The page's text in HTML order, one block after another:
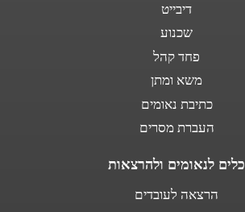
דיבייט
שכנוע
פחד קהל
משא ומתן
כתיבת נאומים
העברת מסרים
כלים לנאומים ולהרצאות
הרצאה לעובדים